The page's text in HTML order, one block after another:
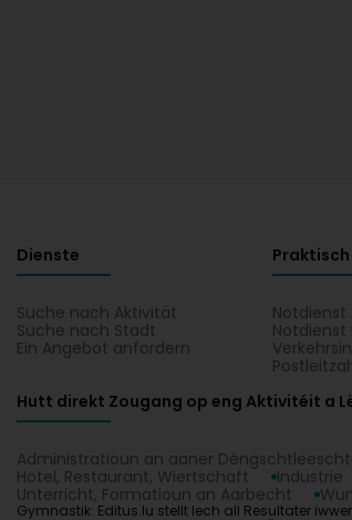
Dienste
Suche nach Aktivität
Suche nach Stadt
Ein Angebot anfordern
Praktisch
Notdienst
Notdienst
Hutt direkt Zougang op eng Aktivitéit a
Administratioun an aaner
Hotel, Restaurant, Wiertschaft
Industrie
Unterricht, Formatioun an Aarbecht
Gymnastik: Editus.lu stellt Iech all Resultater